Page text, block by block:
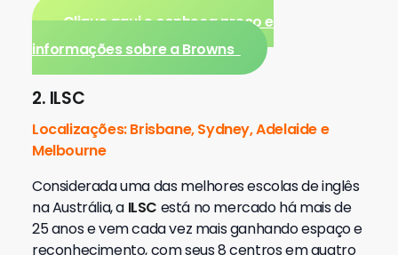
Clique aqui e conheça preço e
informações sobre a Browns
2. ILSC
Localizações: Brisbane, Sydney, Adelaide e
Melbourne
Considerada uma das melhores escolas de inglês
na Austrália, a ILSC está no mercado há mais de
25 anos e vem cada vez mais ganhando espaço e
reconhecimento, com seus 8 centros em quatro